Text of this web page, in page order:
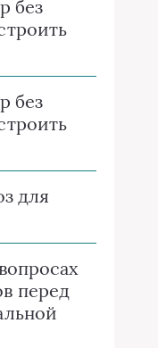
без
без
для
перед